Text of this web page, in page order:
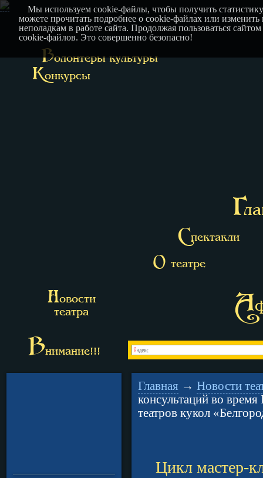
Волонтеры культуры
Конкурсы
Г
Спектакли
О театре
Новости
театра
А
Внимание!!!
Главная → Новости
консультаций во
театров кукол
Цикл мастер-
Мы используем cookie-файлы, чтобы получить
можете прочитать подробнее о cookie-файлах или
неполадкам в работе сайта. Продолжая пользоваться
cookie-файлов. Это совершенно безопасно!